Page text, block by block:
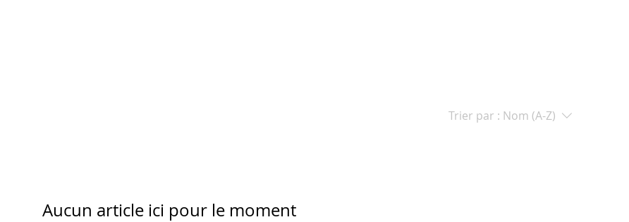
Trier par : Nom (A-Z)
Aucun article ici pour le moment